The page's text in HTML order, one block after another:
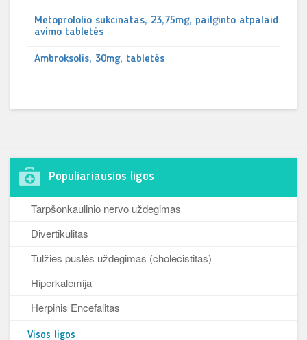
Metoprololio sukcinatas, 23,75mg, pailginto atpalaid
avimo tabletės
Ambroksolis, 30mg, tabletės
Populiariausios ligos
Tarpšonkaulinio nervo uždegimas
Divertikulitas
Tulžies puslės uždegimas (cholecistitas)
Hiperkalemija
Herpinis Encefalitas
Visos ligos